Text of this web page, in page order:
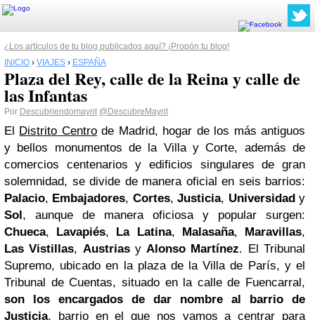
¿Los artículos de tu blog publicados aquí? ¡Propón tu blog!
INICIO › VIAJES › ESPAÑA
Plaza del Rey, calle de la Reina y calle de
las Infantas
Por Descubriendomayrit @DescubreMayrit
El Distrito Centrode Madrid, hogar de los más antiguos
y bellos monumentos de la Villa y Corte, además de
comercios centenarios y edificios singulares de gran
solemnidad, se divide de manera oficial en seis barrios:
Palacio, Embajadores, Cortes,Justicia, Universidady
Sol, aunque de manera oficiosa y popular surgen:
Chueca, Lavapiés, La Latina, Malasaña, Maravillas,
Las Vistillas, AustriasyAlonso Martínez. El Tribunal
Supremo, ubicado en la plaza de la Villa de París, y el
Tribunal de Cuentas, situado en la calle de Fuencarral,
son los encargados de dar nombre al barrio de
Justicia, barrio en el que nos vamos a centrar para